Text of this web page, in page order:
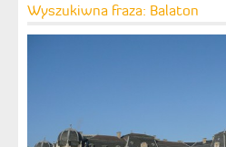
Wyszukiwna fraza: Balaton